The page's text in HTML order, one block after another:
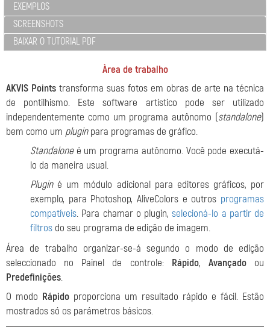
EXEMPLOS
SCREENSHOTS
BAIXAR O TUTORIAL PDF
Àrea de trabalho
AKVIS Points transforma suas fotos em obras de arte na técnica
de pontilhismo. Este software artístico pode ser utilizado
independentemente como um programa autônomo (standalone)
bem como um pluginpara programas de gráfico.
Standaloneé um programa autônomo. Você pode executá-
lo da maneira usual.
Pluginé um módulo adicional para editores gráficos, por
exemplo, para Photoshop, AliveColors e outros programas
compatíveis. Para chamar o plugin,selecioná-lo a partir de
filtros do seu programa de edição de imagem.
Área de trabalho organizar-se-á segundo o modo de edição
seleccionado no Painel de controle: Rápido, Avançadoou
Predefinições.
O modo Rápido proporciona um resultado rápido e fácil. Estão
mostrados só os parámetros básicos.